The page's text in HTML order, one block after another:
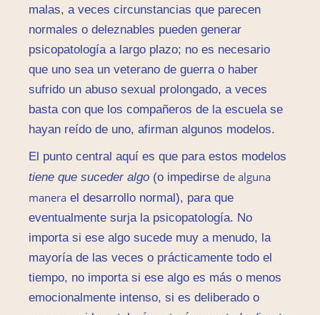
malas, a veces circunstancias que parecen
normales o deleznables pueden generar
psicopatología a largo plazo; no es necesario
que uno sea un veterano de guerra o haber
sufrido un abuso sexual prolongado, a veces
basta con que los compañeros de la escuela se
hayan reído de uno, afirman algunos modelos.
El punto central aquí es que para estos modelos
tiene que suceder algo (o impedirse de alguna
manera el desarrollo normal), para que
eventualmente surja la psicopatología. No
importa si ese algo sucede muy a menudo, la
mayoría de las veces o prácticamente todo el
tiempo, no importa si ese algo es más o menos
emocionalmente intenso, si es deliberado o